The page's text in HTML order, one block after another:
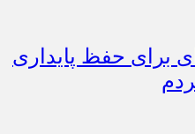
برای حفظ پایداری